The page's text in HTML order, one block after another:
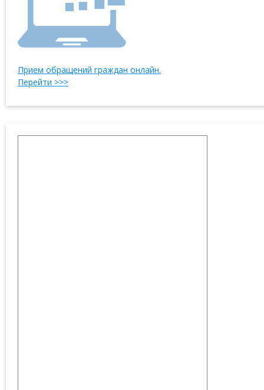
Прием обращений граждан онлайн.
Перейти >>>